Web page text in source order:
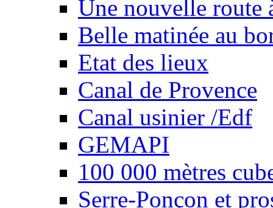
Une nouvelle route
Belle matinée au
Etat des lieux
Canal de Provence
Canal usinier /Edf
GEMAPI
100 000 mètres
Serre-Ponçon et